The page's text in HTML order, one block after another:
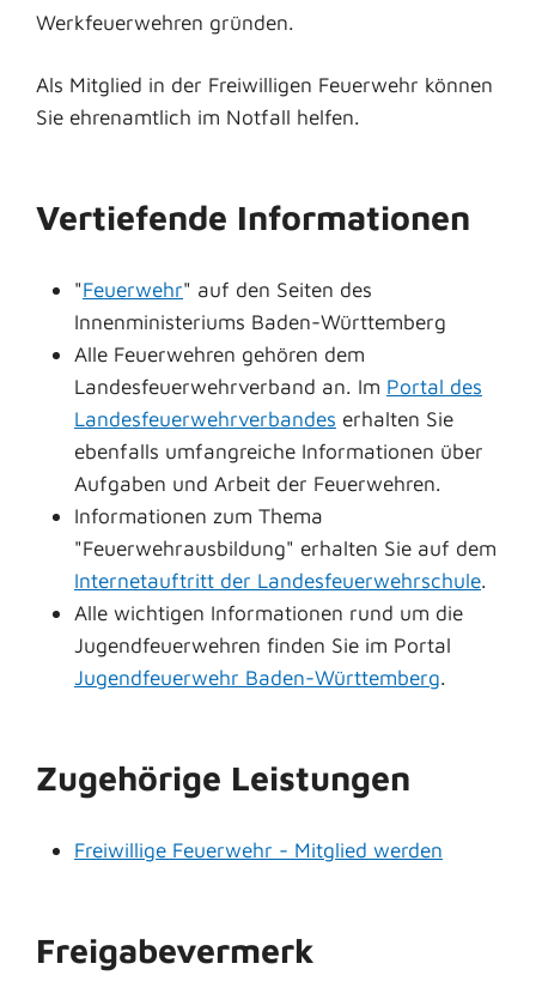
Werkfeuerwehren gründen.
Als Mitglied in der Freiwilligen Feuerwehr können
Sie ehrenamtlich im Notfall helfen.
Vertiefende Informationen
"Feuerwehr" auf den Seiten des
Innenministeriums Baden-Württemberg
Alle Feuerwehren gehören dem
Landesfeuerwehrverband an. Im Portal des
Landesfeuerwehrverbandes erhalten Sie
ebenfalls umfangreiche Informationen über
Aufgaben und Arbeit der Feuerwehren.
Informationen zum Thema
"Feuerwehrausbildung" erhalten Sie auf dem
Internetauftritt der Landesfeuerwehrschule.
Alle wichtigen Informationen rund um die
Jugendfeuerwehren finden Sie im Portal
Jugendfeuerwehr Baden-Württemberg.
Zugehörige Leistungen
Freiwillige Feuerwehr - Mitglied werden
Freigabevermerk